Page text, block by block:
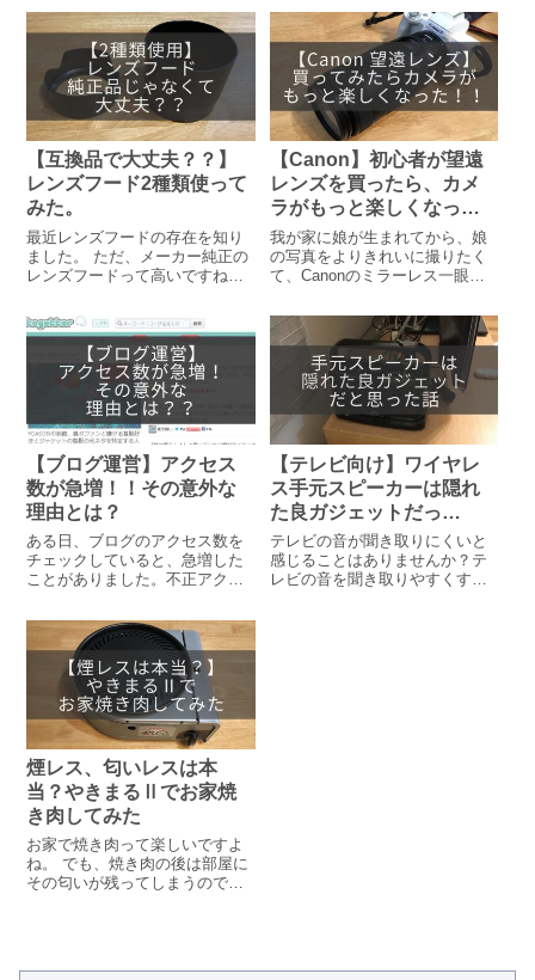
が経ちましたが、電動にして本
当に良かったなと感じていま
す。この電動鼻水吸引器のすば
らしさを伝えたく、本記事を作
成しましたので、これから子育
て家庭になる方には是非最後ま
でお読みいただきたいと思いま
す。
り優れたものは沢山あり、カメ
ラは数倍楽しくなります。私の
様にカメラ初心者でエントリー
モデルを購入したけど、キット
のレンズだけで持て余している
方に向けて、マウントアダプタ
ーについてまとめました。
【互換品で大丈夫？？】
レンズフード2種類使って
みた。
最近レンズフードの存在を知り
ました。 ただ、メーカー純正の
レンズフードって高いですね。
安い互換品で十分です。ただ、
互換品はちゃんと使えるか、若
干不安になりますよね。 今回、
2種類のレンズ用に互換品のレン
ズフードを購入してみたので、
そのレビューをまとめてみまし
た。
【Canon】初心者が望遠
レンズを買ったら、カメ
ラがもっと楽しくなっ
た！！
我が家に娘が生まれてから、娘
の写真をよりきれいに撮りたく
て、Canonのミラーレス一眼の
しました。しかし、望遠レンズ
が付いていなかったので、思い
切ってCanonの望遠レンズ
「EF70-300mm F4-5.6 IS II
USM」を購入したので、このレ
ンズの魅力をお伝えします。
【ブログ運営】アクセス
数が急増！！その意外な
理由とは？
ある日、ブログのアクセス数を
チェックしていると、急増した
ことがありました。不正アクセ
たら意外な理由でアクセスが増
えていました。同じようにアク
セス数が急増したけど、理由が
わからないという方に向けて、
こんな事もあるんだということ
をお伝えしたいと思います。
【テレビ向け】ワイヤレ
ス手元スピーカーは隠れ
た良ガジェットだっ
た！！
テレビの音が聞き取りにくいと
感じることはありませんか？テ
レビの音を聞き取りやすくする
煙レス、匂いレスは本
当？やきまるⅡでお家焼
き肉してみた
お家で焼き肉って楽しいですよ
ね。 でも、焼き肉の後は部屋に
その匂いが残ってしまうので、